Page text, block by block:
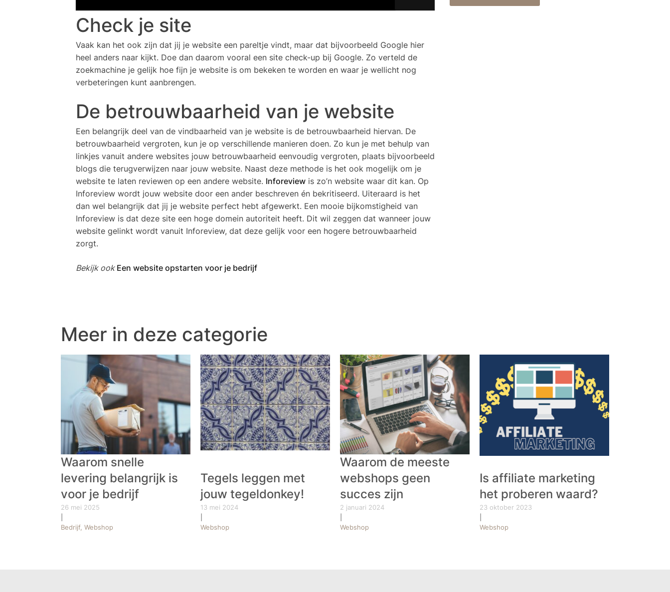
Check je site
Vaak kan het ook zijn dat jij je website een pareltje vindt, maar dat bijvoorbeeld Google hier
heel anders naar kijkt. Doe dan daarom vooral een site check-up bij Google. Zo verteld de
zoekmachine je gelijk hoe fijn je website is om bekeken te worden en waar je wellicht nog
verbeteringen kunt aanbrengen.
De betrouwbaarheid van je website
Een belangrijk deel van de vindbaarheid van je website is de betrouwbaarheid hiervan. De
betrouwbaarheid vergroten, kun je op verschillende manieren doen. Zo kun je met behulp van
linkjes vanuit andere websites jouw betrouwbaarheid eenvoudig vergroten, plaats bijvoorbeeld
blogs die terugverwijzen naar jouw website. Naast deze methode is het ook mogelijk om je
website te laten reviewen op een andere website. Inforeview is zo’n website waar dit kan. Op
Inforeview wordt jouw website door een ander beschreven én bekritiseerd. Uiteraard is het
dan wel belangrijk dat jij je website perfect hebt afgewerkt. Een mooie bijkomstigheid van
Inforeview is dat deze site een hoge domein autoriteit heeft. Dit wil zeggen dat wanneer jouw
website gelinkt wordt vanuit Inforeview, dat deze gelijk voor een hogere betrouwbaarheid
zorgt.
Bekijk ook Een website opstarten voor je bedrijf
Meer in deze categorie
Waarom snelle
levering belangrijk is
voor je bedrijf
26 mei 2025
Bedrijf, Webshop
Tegels leggen met
jouw tegeldonkey!
13 mei 2024
Webshop
Waarom de meeste
webshops geen
succes zijn
2 januari 2024
Webshop
Is affiliate marketing
het proberen waard?
23 oktober 2023
Webshop